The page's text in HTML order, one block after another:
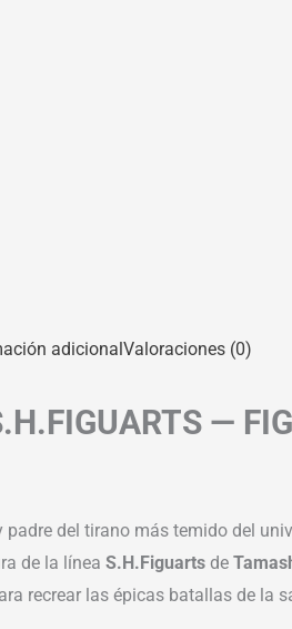
adicionalValoraciones (0)
—
padre del tirano más temido del
de la línea S.H.Figuarts de
recrear las épicas batallas de la